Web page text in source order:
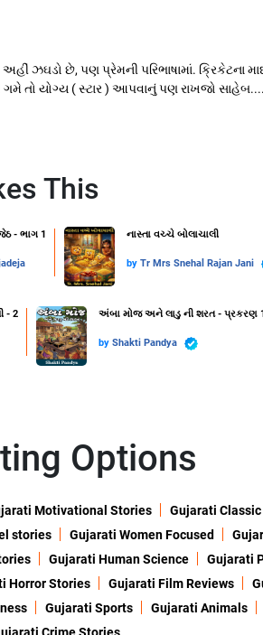
છે, પણ પ્રેમની પરિભાષામાં. ક્રિકેટના
તો યોગ્ય ( સ્ટાર ) આપવાનું પણ રાખજો
This
- ભાગ 1 નાસ્તા વચ્ચે બોલાચાલી
by Tr Mrs Snehal Rajan Jani
- 2 અંબા મોજ અને લાડુ ની શરત - પ્રકરણ 1
by Shakti Pandya
Options
Motivational Stories Gujarati
stories Gujarati Women Focused
Gujarati Human Science Gujarati
Horror Stories Gujarati Film Reviews
Gujarati Sports Gujarati Animals